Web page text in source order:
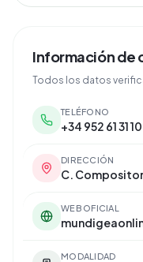
Información de
Todos los datos
TELÉFONO
+34 952 61 31 10
DIRECCIÓN
C.
WEB OFICIAL
MODALIDAD